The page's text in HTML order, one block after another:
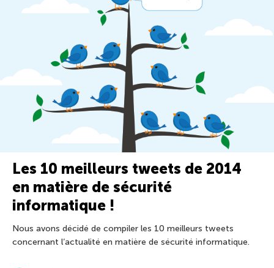
Les 10 meilleurs tweets de 2014
en matière de sécurité
informatique !
Nous avons décidé de compiler les 10 meilleurs tweets
concernant l’actualité en matière de sécurité informatique.